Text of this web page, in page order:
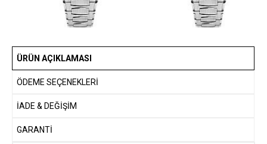
ÜRÜN AÇIKLAMASI
ÖDEME SEÇENEKLERI
İADE & DEĞİŞİM
GARANTİ